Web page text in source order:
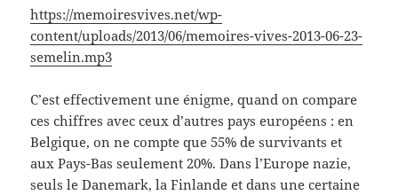
https://memoiresvives.net/wp-
content/uploads/2013/06/memoires-vives-2013-06-23-
semelin.mp3
C’est effectivement une énigme, quand on compare
ces chiffres avec ceux d’autres pays européens : en
Belgique, on ne compte que 55% de survivants et
aux Pays-Bas seulement 20%. Dans l’Europe nazie,
seuls le Danemark, la Finlande et dans une certaine